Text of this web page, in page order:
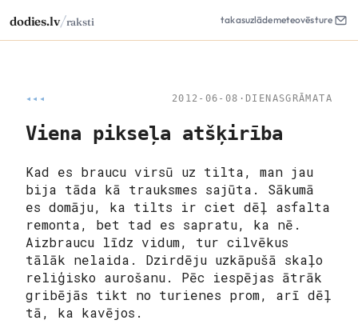
dodies.lv/raksti takasuzlādemeteovēsture
◂◂◂ 2012-06-08 · DIENASGRĀMATA
Viena pikseļa atšķirība
Kad es braucu virsū uz tilta, man jau
bija tāda kā trauksmes sajūta. Sākumā
es domāju, ka tilts ir ciet dēļ asfalta
remonta, bet tad es sapratu, ka nē.
Aizbraucu līdz vidum, tur cilvēkus
tālāk nelaida. Dzirdēju uzkāpušā skaļo
reliģisko aurošanu. Pēc iespējas ātrāk
gribējās tikt no turienes prom, arī dēļ
tā, ka kavējos.